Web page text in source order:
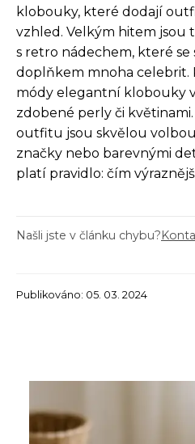
klobouky, které dodají
vzhled. Velkým hitem jsou
s retro nádechem, které
doplňkem mnoha celebrit.
módy elegantní klobouky
zdobené perly či
outfitu jsou skvělou
značky nebo barevnými
platí pravidlo: čím
Našli jste v článku chybu?
Publikováno: 05. 03. 2024